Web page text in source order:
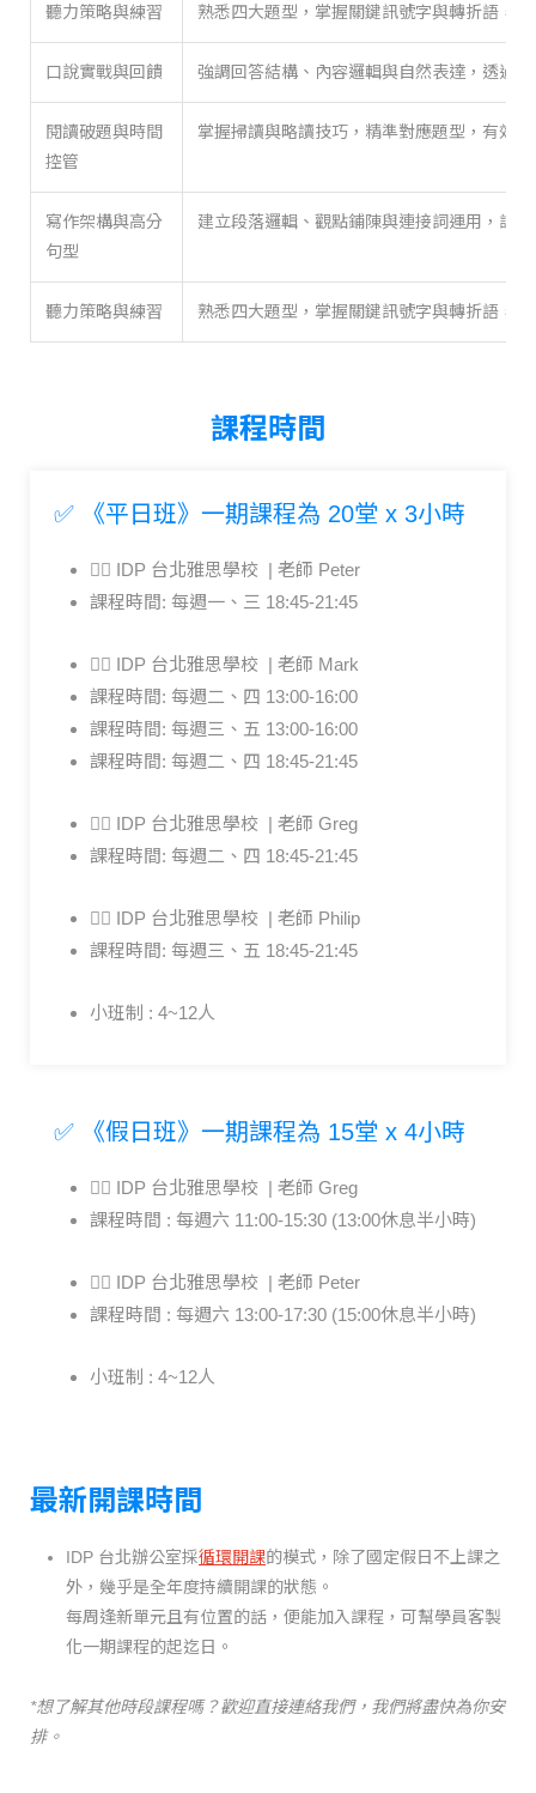
聽力策略與練習 熟悉四大題型，掌握關鍵訊號字與轉折語，
口說實戰與回饋 強調回答結構、內容邏輯與自然表達，透過
閱讀破題與時間
控管
掌握掃讀與略讀技巧，精準對應題型，有效
寫作架構與高分
句型
建立段落邏輯、觀點鋪陳與連接詞運用，訓
聽力策略與練習 熟悉四大題型，掌握關鍵訊號字與轉折語，
課程時間
✅ 《平日班》 一期課程為 20堂 x 3小時
🙋‍♂️ IDP 台北雅思學校 | 老師 Peter
課程時間: 每週一、三 18:45-21:45
🙋‍♂️ IDP 台北雅思學校 | 老師 Mark
課程時間: 每週二、四 13:00-16:00
課程時間: 每週三、五 13:00-16:00
課程時間: 每週二、四 18:45-21:45
🙋‍♂️ IDP 台北雅思學校 | 老師 Greg
課程時間: 每週二、四 18:45-21:45
🙋‍♂️ IDP 台北雅思學校 | 老師 Philip
課程時間: 每週三、五 18:45-21:45
小班制 : 4~12人
✅ 《假日班》 一期課程為 15堂 x 4小時
🙋‍♂️ IDP 台北雅思學校 | 老師 Greg
課程時間 : 每週六 11:00-15:30 (13:00休息半小時)
🙋‍♂️ IDP 台北雅思學校 | 老師 Peter
課程時間 : 每週六 13:00-17:30 (15:00休息半小時)
小班制 : 4~12人
最新開課時間
IDP 台北辦公室採循環開課的模式，除了國定假日不上課之
外，幾乎是全年度持續開課的狀態。
每周逢新單元且有位置的話，便能加入課程，可幫學員客製
化一期課程的起迄日。
*想了解其他時段課程嗎？歡迎直接連絡我們，我們將盡快為你安
排。